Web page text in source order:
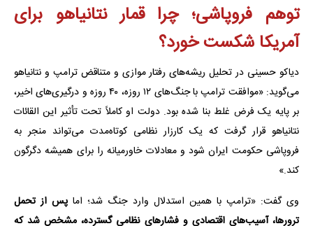
توهم فروپاشی؛ چرا قمار نتانیاهو برای
آمریکا شکست خورد؟
دیاکو حسینی در تحلیل ریشه‌های رفتار موازی و متناقض ترامپ و نتانیاهو
می‌گوید: «موافقت ترامپ با جنگ‌های ۱۲ روزه، ۴۰ روزه و درگیری‌های اخیر،
بر پایه یک فرض غلط بنا شده بود. دولت او کاملاً تحت تأثیر این القائات
نتانیاهو قرار گرفت که یک کارزار نظامی کوتاه‌مدت می‌تواند منجر به
فروپاشی حکومت ایران شود و معادلات خاورمیانه را برای همیشه دگرگون
کند.»
وی گفت: «ترامپ با همین استدلال وارد جنگ شد؛ اما پس از تحمل
ترورها، آسیب‌های اقتصادی و فشارهای نظامی گسترده، مشخص شد که